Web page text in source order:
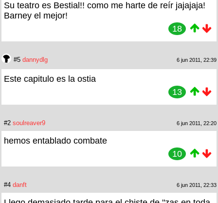
Su teatro es Bestial!! como me harte de reír jajajaja!
Barney el mejor!
18
#5 dannydlg 6 jun 2011, 22:39
Este capitulo es la ostia
13
#2 soulreaver9 6 jun 2011, 22:20
hemos entablado combate
10
#4 danft 6 jun 2011, 22:33